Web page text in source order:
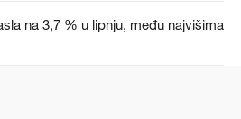
na 3,7 % u lipnju, među najvišima